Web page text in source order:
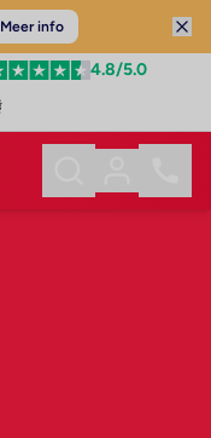
Meer info
4.8/5.0